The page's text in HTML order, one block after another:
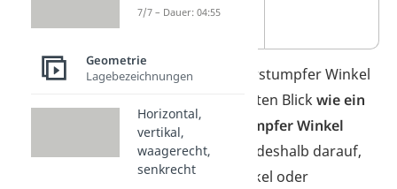
von 360° ab.
Wichtig:
Ein überstumpfer Winkel
kann auf den ersten Blick wie ein
spitzer oder stumpfer Winkel
aussehen. Achte deshalb darauf,
ob der Innenwinkel oder
7/7 – Dauer: 04:55
Geometrie
Lagebezeichnungen
Horizontal,
vertikal,
waagerecht,
senkrecht